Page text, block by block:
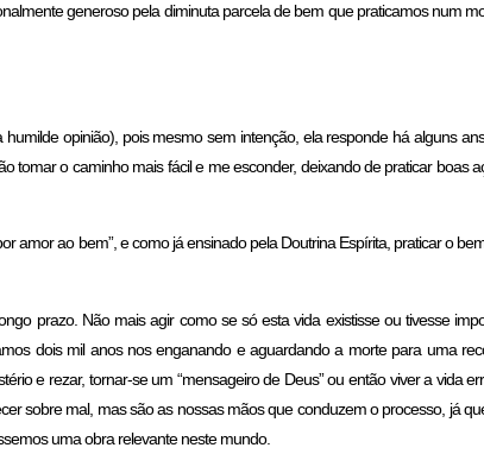
generoso pela diminuta parcela de bem que praticamos num
opinião), pois mesmo sem intenção, ela responde há alguns
tomar o caminho mais fácil e me esconder, deixando de praticar boas
amor ao bem”, e como já ensinado pela Doutrina Espírita, praticar o
prazo. Não mais agir como se só esta vida existisse ou tivesse
dois mil anos nos enganando e aguardando a morte para uma
e rezar, tornar-se um “mensageiro de Deus” ou então viver a vida
sobre mal, mas são as nossas mãos que conduzem o processo, já
uma obra relevante neste mundo.